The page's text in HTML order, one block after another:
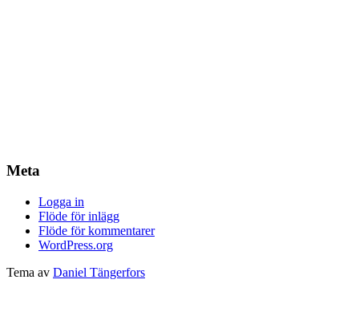
Meta
Logga in
Flöde för inlägg
Flöde för kommentarer
WordPress.org
Tema av Daniel Tängerfors